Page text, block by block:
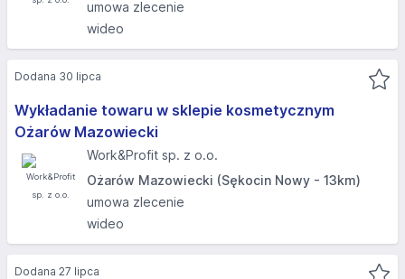
umowa zlecenie
wideo
Wykładanie towaru w sklepie kosmetycznym
Ożarów Mazowiecki
Work&Profit sp. z o.o.
Ożarów Mazowiecki (Sękocin Nowy - 13km)
umowa zlecenie
wideo
Dodana 30 lipca
Dodana 27 lipca